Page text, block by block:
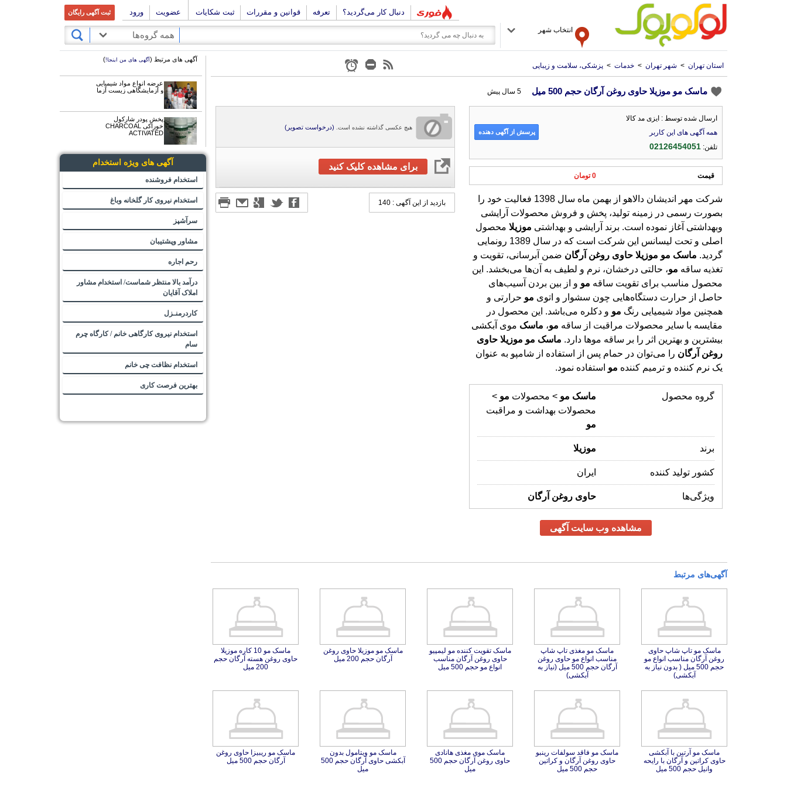
دنبال کار می‌گردید؟ تعرفه قوانین و مقررات ثبت شکایات عضویت ورود ثبت آگهی رایگان
انتخاب شهر
همه گروه‌ها
استان تهران > شهر تهران > خدمات > پزشکی، سلامت و زیبایی
ماسک مو موزیلا حاوی روغن آرگان حجم 500 میل 5 سال پیش
هیچ عکسی گذاشته نشده است. (درخواست تصویر)
برای مشاهده کلیک کنید
بازدید از این آگهی : 140
ارسال شده توسط : ایزی مد کالا
همه آگهی های این کاربر
تلفن:02126454051
پرسش از آگهی دهنده
قیمت 0 تومان
شرکت مهر اندیشان دالاهو از بهمن ماه سال 1398 فعالیت خود را
بصورت رسمی در زمینه تولید، پخش و فروش محصولات آرایشی
وبهداشتی آغاز نموده است. برند آرایشی و بهداشتی موزیلا محصول
اصلی و تحت لیسانس این شرکت است که در سال 1389 رونمایی
گردید. ماسک مو موزیلا حاوی روغن آرگان ضمن آبرسانی، تقویت و
تغذیه ساقه مو، حالتی درخشان، نرم و لطیف به آن‌ها می‌بخشد. این
محصول مناسب برای تقویت ساقه مو و از بین بردن آسیب‌های
حاصل از حرارت دستگاه‌هایی چون سشوار و اتوی مو حرارتی و
همچنین مواد شیمیایی رنگ مو و دکلره می‌باشد. این محصول در
مقایسه با سایر محصولات مراقبت از ساقه مو، ماسک موی آبکشی
بیشترین و بهترین اثر را بر ساقه موها دارد. ماسک مو موزیلا حاوی
روغن آرگان را می‌توان در حمام پس از استفاده از شامپو به عنوان
یک نرم کننده و ترمیم کننده مو استفاده نمود.
گروه محصول ماسک مو > محصولات مو >
محصولات بهداشت و مراقبت
مو
برند موزیلا
کشور تولید کننده ایران
ویژگی‌ها حاوی روغن آرگان
مشاهده وب سایت آگهی
آگهی‌های مرتبط
ماسک مو تاپ شاپ حاوی
روغن آرگان مناسب انواع مو
حجم 500 میل ( بدون نیاز به
آبکشی)
ماسک مو مغذی تاپ شاپ
مناسب انواع مو حاوی روغن
آرگان حجم 500 میل (نیاز به
آبکشی)
ماسک تقویت کننده مو لیمپیو
حاوی روغن آرگان مناسب
انواع مو حجم 500 میل
ماسک مو موزیلا حاوی روغن
آرگان حجم 200 میل
ماسک مو 10 کاره موزیلا
حاوی روغن هسته آرگان حجم
200 میل
ماسک مو آرتین با آبکشی
حاوی کراتین و آرگان با رایحه
وانیل حجم 500 میل
ماسک مو فاقد سولفات رینبو
حاوی روغن آرگان و کراتین
حجم 500 میل
ماسک موی مغذی هانادی
حاوی روغن آرگان حجم 500
میل
ماسک مو ویتامول بدون
آبکشی حاوی آرگان حجم 500
میل
ماسک مو ریبیزا حاوی روغن
آرگان حجم 500 میل
آگهی های مرتبط (آگهی های من اینجا!)
عرضه انواع مواد شیمیایی
و آزمایشگاهی زیست آزما
پخش پودر شارکول
خوراکی CHARCOAL
ACTIVATED
آگهی های ویژه استخدام
استخدام فروشنده
استخدام نیروی کار گلخانه وباغ
سرآشپز
مشاور وپشتیبان
رحم اجاره
درآمد بالا منتظر شماست/ استخدام مشاور
املاک آقایان
کاردرمنـزل
استخدام نیروی کارگاهی خانم / کارگاه چرم
سام
استخدام نظافت چی خانم
بهترین فرصت کاری